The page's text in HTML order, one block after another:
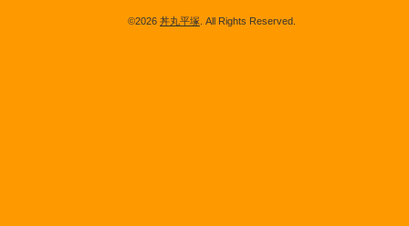
©2026 丼丸平塚 . All Rights Reserved.